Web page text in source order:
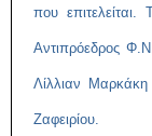
που
Αντιπρόεδρος
Λίλλιαν
Ζαφειρίου.